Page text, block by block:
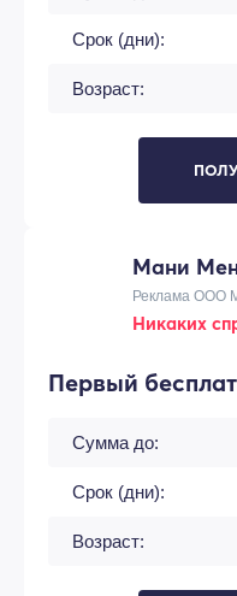
Срок (дни):
Возраст:
Мани
Реклама ООО
Никаких
Первый
Сумма до:
Срок (дни):
Возраст: